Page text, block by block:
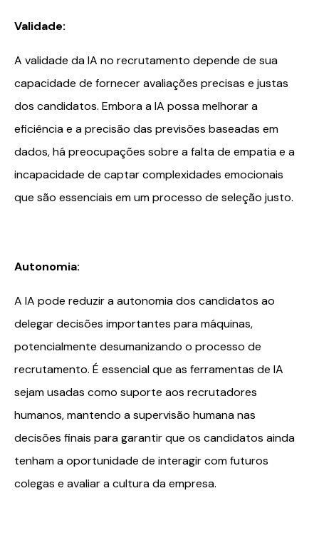
Validade:
A validade da IA no recrutamento depende de sua
capacidade de fornecer avaliações precisas e justas
dos candidatos. Embora a IA possa melhorar a
eficiência e a precisão das previsões baseadas em
dados, há preocupações sobre a falta de empatia e a
incapacidade de captar complexidades emocionais
que são essenciais em um processo de seleção justo.
Autonomia:
A IA pode reduzir a autonomia dos candidatos ao
delegar decisões importantes para máquinas,
potencialmente desumanizando o processo de
recrutamento. É essencial que as ferramentas de IA
sejam usadas como suporte aos recrutadores
humanos, mantendo a supervisão humana nas
decisões finais para garantir que os candidatos ainda
tenham a oportunidade de interagir com futuros
colegas e avaliar a cultura da empresa.